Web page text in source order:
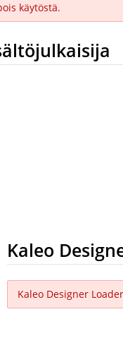
käytöstä.
Kaleo
Kaleo Designer